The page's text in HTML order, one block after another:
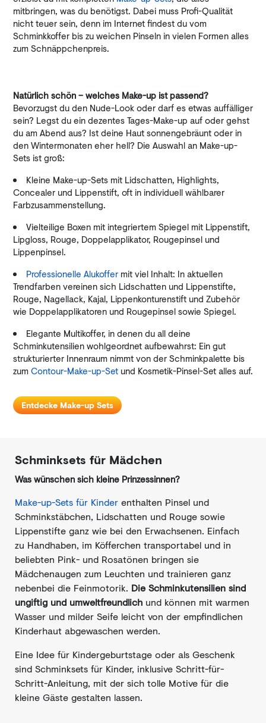
mitbringen, was du benötigst. Dabei muss Profi-Qualität
nicht teuer sein, denn im Internet findest du vom
Schminkkoffer bis zu weichen Pinseln in vielen Formen alles
zum Schnäppchenpreis.
Natürlich schön – welches Make-up ist passend?
Bevorzugst du den Nude-Look oder darf es etwas auffälliger
sein? Legst du ein dezentes Tages-Make-up auf oder gehst
du am Abend aus? Ist deine Haut sonnengebräunt oder in
den Wintermonaten eher hell? Die Auswahl an Make-up-
Sets ist groß:
Kleine Make-up-Sets mit Lidschatten, Highlights,
Concealer und Lippenstift, oft in individuell wählbarer
Farbzusammenstellung.
Vielteilige Boxen mit integriertem Spiegel mit Lippenstift,
Lipgloss, Rouge, Doppelapplikator, Rougepinsel und
Lippenpinsel.
Professionelle Alukoffer mit viel Inhalt: In aktuellen
Trendfarben vereinen sich Lidschatten und Lippenstifte,
Rouge, Nagellack, Kajal, Lippenkonturenstift und Zubehör
wie Doppelapplikatoren und Rougepinsel sowie Spiegel.
Elegante Multikoffer, in denen du all deine
Schminkutensilien wohlgeordnet aufbewahrst: Ein gut
strukturierter Innenraum nimmt von der Schminkpalette bis
zumContour-Make-up-Set und Kosmetik-Pinsel-Set alles auf.
Entdecke Make-up Sets
Schminksets für Mädchen
Was wünschen sich kleine Prinzessinnen?
Make-up-Sets für Kinder enthalten Pinsel und
Schminkstäbchen, Lidschatten und Rouge sowie
Lippenstifte ganz wie bei den Erwachsenen. Einfach
zu Handhaben, im Köfferchen transportabel und in
beliebten Pink- und Rosatönen bringen sie
Mädchenaugen zum Leuchten und trainieren ganz
nebenbei die Feinmotorik. Die Schminkutensilien sind
ungiftig und umweltfreundlich und können mit warmen
Wasser und milder Seife leicht von der empfindlichen
Kinderhaut abgewaschen werden.
Eine Idee für Kindergeburtstage oder als Geschenk
sind Schminksets für Kinder, inklusive Schritt-für-
Schritt-Anleitung, mit der sich tolle Motive für die
kleine Gäste gestalten lassen.